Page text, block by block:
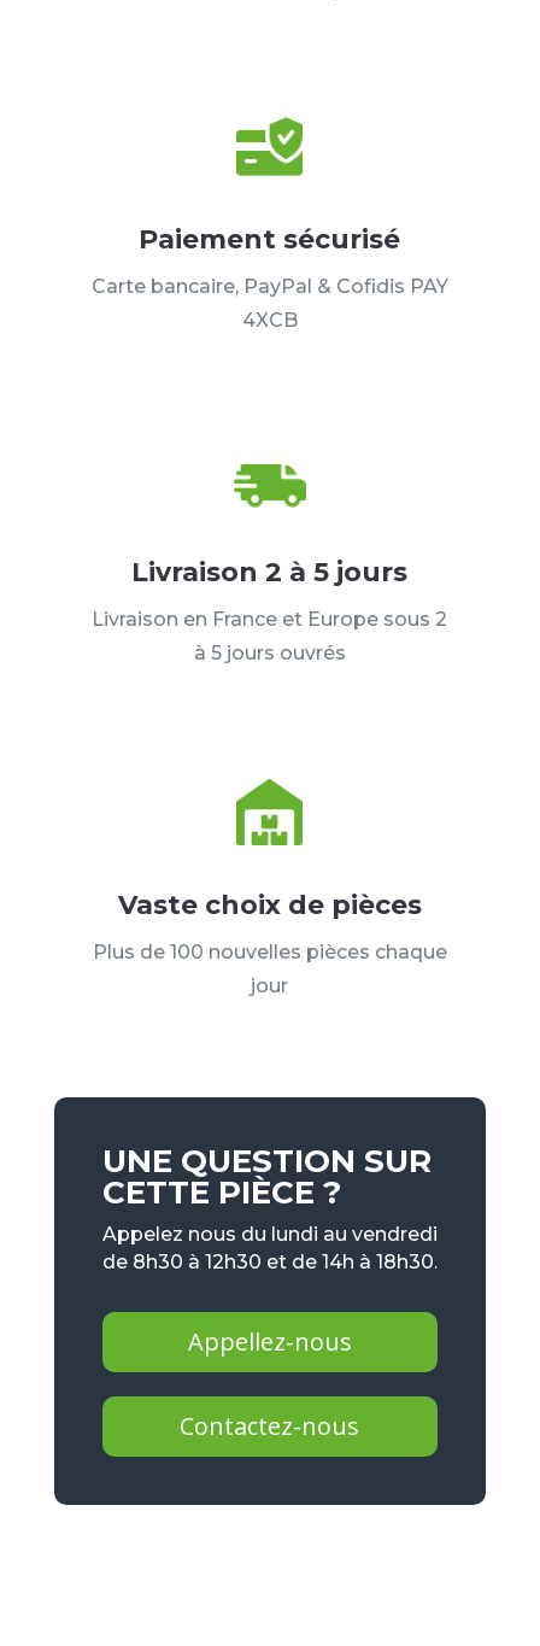
Paiement sécurisé
Carte bancaire, PayPal & Cofidis PAY
4XCB
Livraison 2 à 5 jours
Livraison en France et Europe sous 2
à 5 jours ouvrés
Vaste choix de pièces
Plus de 100 nouvelles pièces chaque
jour
UNE QUESTION SUR
CETTE PIÈCE ?
Appelez nous du lundi au vendredi
de 8h30 à 12h30 et de 14h à 18h30.
Appellez-nous
Contactez-nous